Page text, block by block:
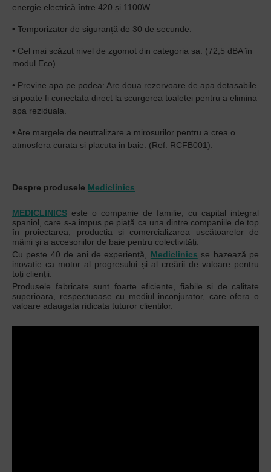
energie electrică între 420 și 1100W.
• Temporizator de siguranță de 30 de secunde.
• Cel mai scăzut nivel de zgomot din categoria sa. (72,5 dBA în
modul Eco).
• Previne apa pe podea: Are doua rezervoare de apa detasabile
si poate fi conectata direct la scurgerea toaletei pentru a elimina
apa reziduala.
• Are margele de neutralizare a mirosurilor pentru a crea o
atmosfera curata si placuta in baie. (Ref. RCFB001).
Despre produsele Mediclinics
MEDICLINICS este o companie de familie, cu capital integral
spaniol, care s-a impus pe piață ca una dintre companiile de top
în proiectarea, producția și comercializarea uscătoarelor de
mâini și a accesoriilor de baie pentru colectivități.
Cu peste 40 de ani de experiență, Mediclinics se bazează pe
inovație ca motor al progresului și al creării de valoare pentru
toți clienții.
Produsele fabricate sunt foarte eficiente, fiabile si de calitate
superioara, respectuoase cu mediul inconjurator, care ofera o
valoare adaugata ridicata tuturor clientilor.